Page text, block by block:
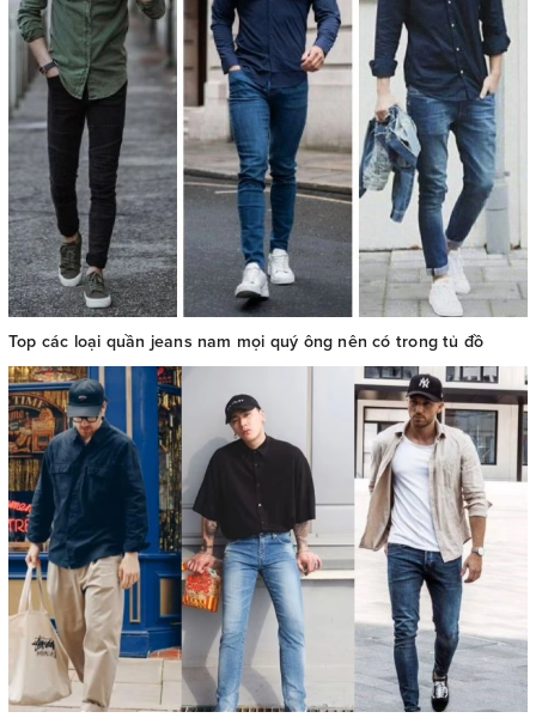
Top các loại quần jeans nam mọi quý ông nên có trong tủ đồ